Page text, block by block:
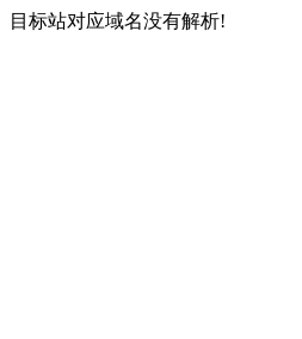
目标站对应域名没有解析!